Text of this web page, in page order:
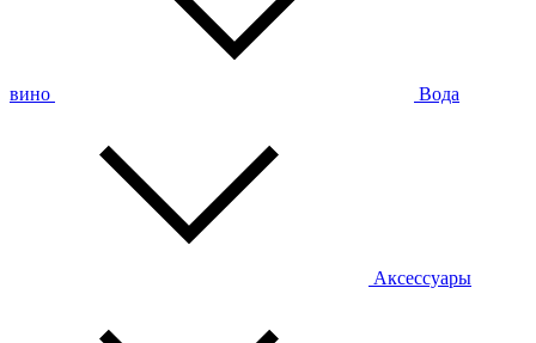
вино Вода
Аксессуары